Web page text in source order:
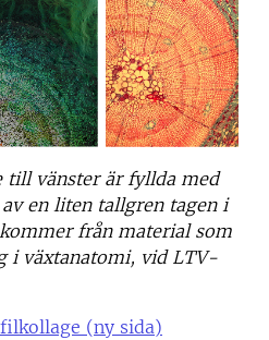
till vänster är fyllda med
en liten tallgren tagen i
från material som
i växtanatomi, vid LTV-
(ny sida)